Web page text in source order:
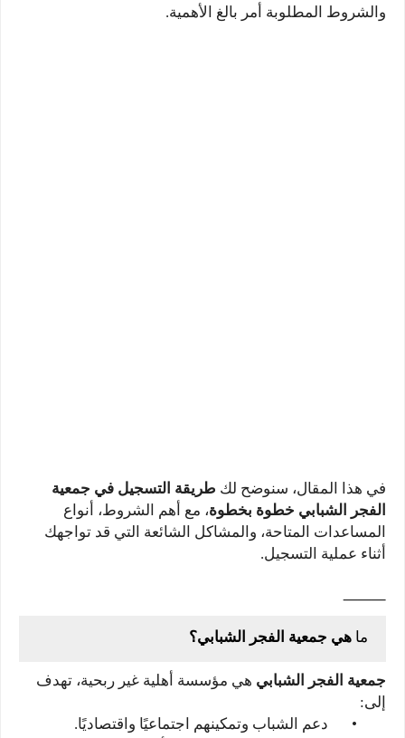
والشروط المطلوبة أمر بالغ الأهمية.
في هذا المقال، سنوضح لك طريقة التسجيل في جمعية
الفجر الشبابي خطوة بخطوة، مع أهم الشروط، أنواع
المساعدات المتاحة، والمشاكل الشائعة التي قد تواجهك
أثناء عملية التسجيل.
⸻
ما هي جمعية الفجر الشبابي؟
جمعية الفجر الشبابي هي مؤسسة أهلية غير ربحية، تهدف
إلى:
•
دعم الشباب وتمكينهم اجتماعيًا واقتصاديًا.